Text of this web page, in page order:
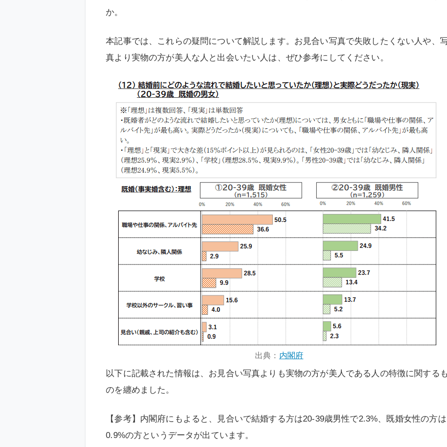
か。
本記事では、これらの疑問について解説します。お見合い写真で失敗したくない人や、
真より実物の方が美人な人と出会いたい人は、ぜひ参考にしてください。
出典： 内閣府
以下に記載された情報は、お見合い写真よりも実物の方が美人である人の特徴に関する
のを纏めました。
【参考】内閣府にもよると、見合いで結婚する方は20-39歳男性で2.3%、既婚女性の方は
0.9%の方というデータが出ています。